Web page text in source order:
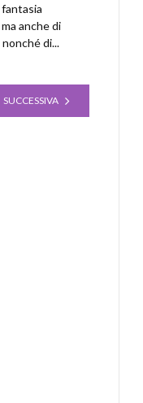
anche di
di...
SUCCESSIVA